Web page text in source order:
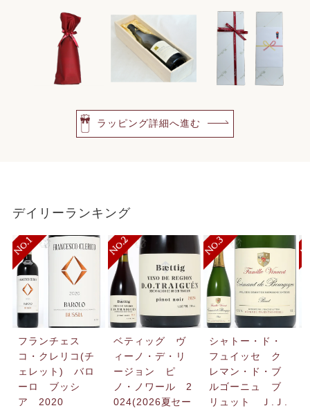
ラッピング詳細へ進む
デイリーランキング
フランチェス
コ・クレリコ(チ
ェレット) バロ
ーロ ブッシ
ア 2020
ベティッグ ヴ
ィーノ・デ・リ
ージョン ピ
ノ・ノワール 2
024(2026夏セー
シャトー・ド・
フュイッセ ク
レマン・ド・ブ
ルゴーニュ ブ
リュット Ｊ.Ｊ.